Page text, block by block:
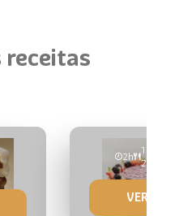
2h
1 torta
20cm
VER